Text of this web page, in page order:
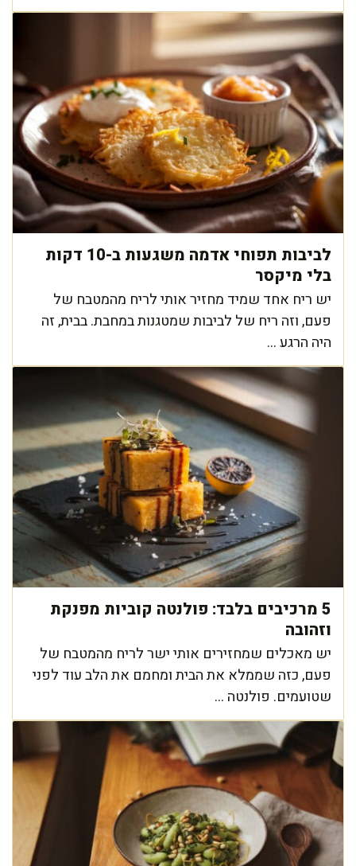
לביבות תפוחי אדמה משגעות ב-10 דקות
בלי מיקסר
יש ריח אחד שמיד מחזיר אותי לריח מהמטבח של
פעם, וזה ריח של לביבות שמטגנות במחבת. בבית, זה
היה הרגע ...
5 מרכיבים בלבד: פולנטה קוביות מפנקת
וזהובה
יש מאכלים שמחזירים אותי ישר לריח מהמטבח של
פעם, כזה שממלא את הבית ומחמם את הלב עוד לפני
שטועמים. פולנטה ...